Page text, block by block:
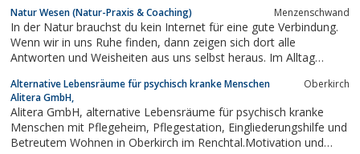
Natur Wesen (Natur-Praxis & Coaching) Menzenschwand
In der Natur brauchst du kein Internet für eine gute Verbindung.
Wenn wir in uns Ruhe finden, dann zeigen sich dort alle
Antworten und Weisheiten aus uns selbst heraus. Im Alltag
ruhende Kraft und Weisheitsquelle anzapfen können.Mein Dienst
Alternative Lebensräume für psychisch kranke Menschen
Alitera GmbH,
Oberkirch
Alitera GmbH, alternative Lebensräume für psychisch kranke
Menschen mit Pflegeheim, Pflegestation, Eingliederungshilfe und
Betreutem Wohnen in Oberkirch im Renchtal.Motivation und